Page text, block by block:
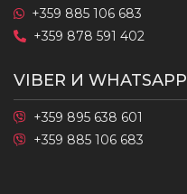
+359 885 106 683
+359 878 591 402
VIBER И WHATSAPP
+359 895 638 601
+359 885 106 683